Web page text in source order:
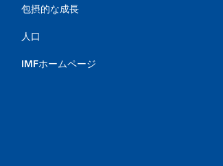
包摂的な成長
人口
IMFホームページ